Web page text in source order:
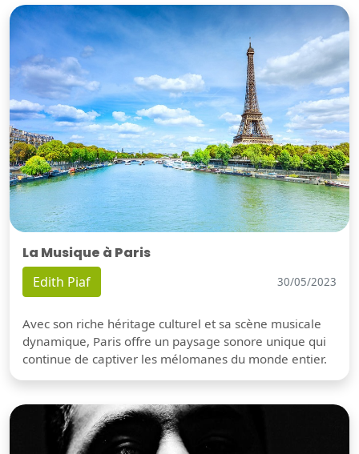
La Musique à Paris
Edith Piaf 30/05/2023
Avec son riche héritage culturel et sa scène musicale
dynamique, Paris offre un paysage sonore unique qui
continue de captiver les mélomanes du monde entier.